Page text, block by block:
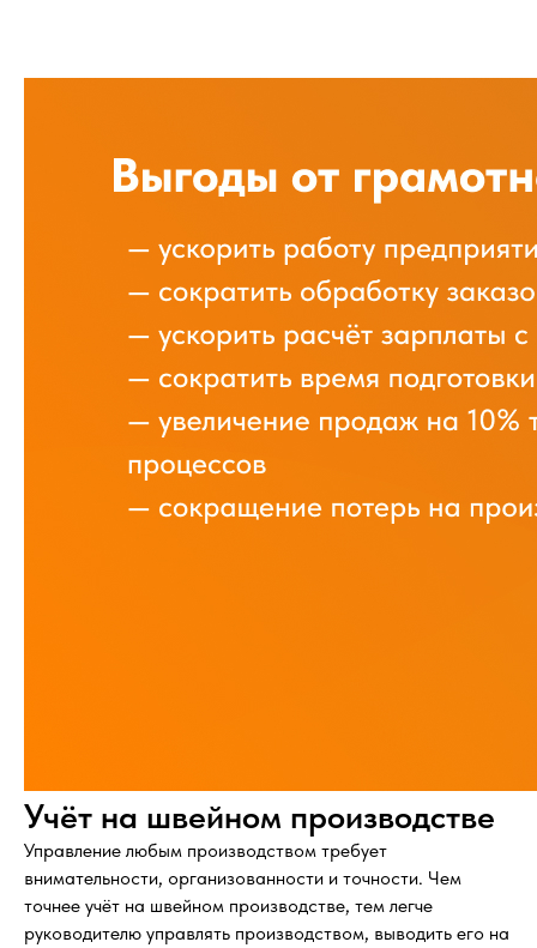
Учёт на швейном производстве
Управление любым производством требует
внимательности, организованности и точности. Чем
точнее учёт на швейном производстве, тем легче
руководителю управлять производством, выводить его на